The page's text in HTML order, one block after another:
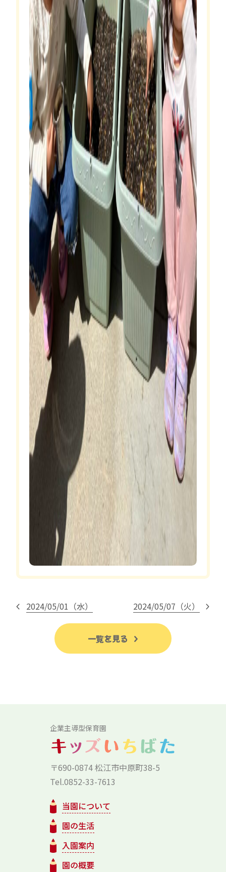
2024/05/01（水） 2024/05/07（火）
一覧を見る
企業主導型保育園
〒690-0874 松江市中原町38-5
Tel.0852-33-7613
当園について
園の生活
入園案内
園の概要